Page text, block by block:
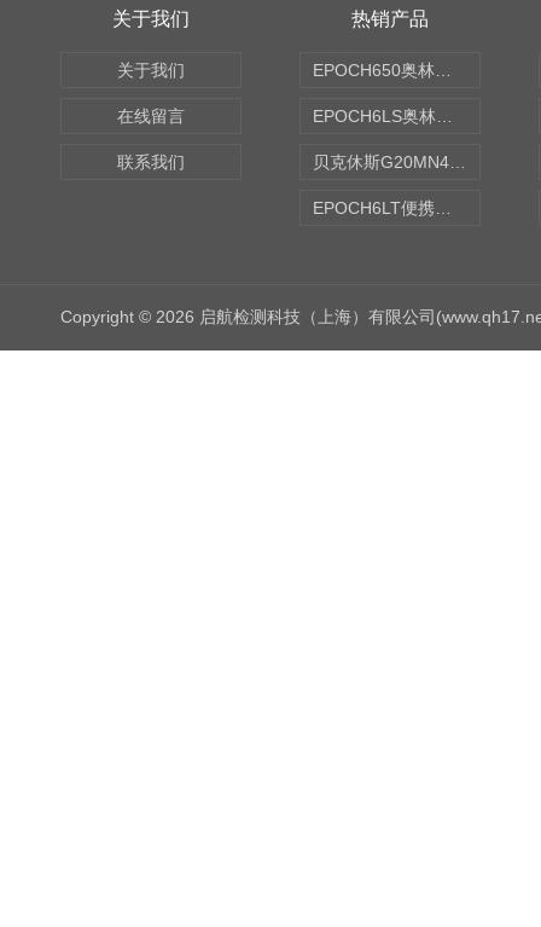
关于我们
关于我们
在线留言
联系我们
热销产品
Copyright © 2026 启航检测科技（上海）有限公司